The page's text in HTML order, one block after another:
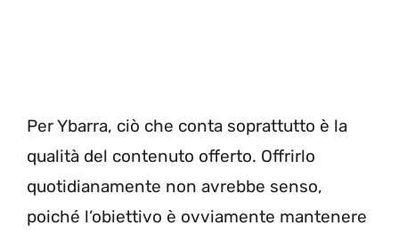
Per Ybarra, ciò che conta soprattutto è la
qualità del contenuto offerto. Offrirlo
quotidianamente non avrebbe senso,
poiché l’obiettivo è ovviamente mantenere